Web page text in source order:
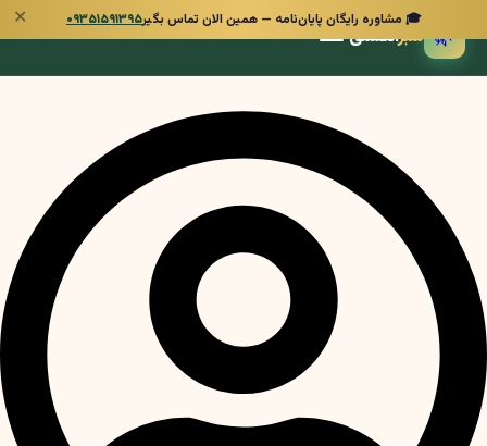
🎓 مشاوره رایگان پایان‌نامه — همین الان تماس بگیر۰۹۳۵۱۵۹۱۳۹۵ ✕
🌿 سبزانگشتی